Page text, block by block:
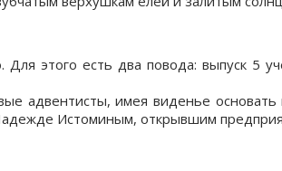
этого есть два повода: выпуск 5
адвентисты, имея виденье
Истоминым, открывшим